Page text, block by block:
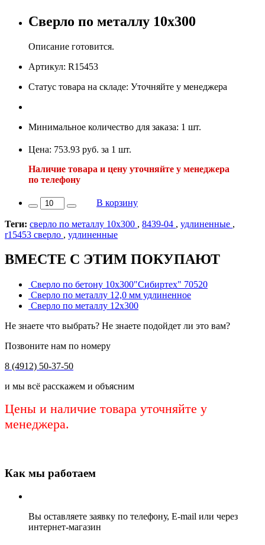
Сверло по металлу 10х300
Описание готовится.
Артикул: R15453
Статус товара на складе: Уточняйте у менеджера
Минимальное количество для заказа: 1 шт.
Цена: 753.93 руб. за 1 шт.
Наличие товара и цену уточняйте у менеджера
по телефону
В корзину
Теги: сверло по металлу 10х300 , 8439-04 , удлиненные ,
r15453 сверло , удлиненные
ВМЕСТЕ С ЭТИМ ПОКУПАЮТ
Сверло по бетону 10х300"Сибиртех" 70520
Сверло по металлу 12,0 мм удлиненное
Сверло по металлу 12х300
Не знаете что выбрать? Не знаете подойдет ли это вам?
Позвоните нам по номеру
8 (4912) 50-37-50
и мы всё расскажем и объясним
Цены и наличие товара уточняйте у
менеджера.
Как мы работаем
Вы оставляете заявку по телефону, E-mail или через
интернет-магазин